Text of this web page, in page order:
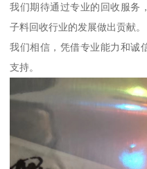
我们期待通过专业的回收服务
子料回收行业的发展做出贡献。
我们相信，凭借专业能力和诚
支持。